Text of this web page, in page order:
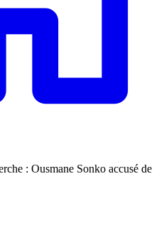
: Ousmane Sonko accusé de